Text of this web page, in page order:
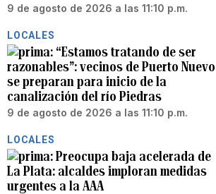
9 de agosto de 2026 a las 11:10 p.m.
LOCALES
“Estamos tratando de ser
razonables”: vecinos de Puerto Nuevo
se preparan para inicio de la
canalización del río Piedras
9 de agosto de 2026 a las 11:10 p.m.
LOCALES
Preocupa baja acelerada de
La Plata: alcaldes imploran medidas
urgentes a la AAA